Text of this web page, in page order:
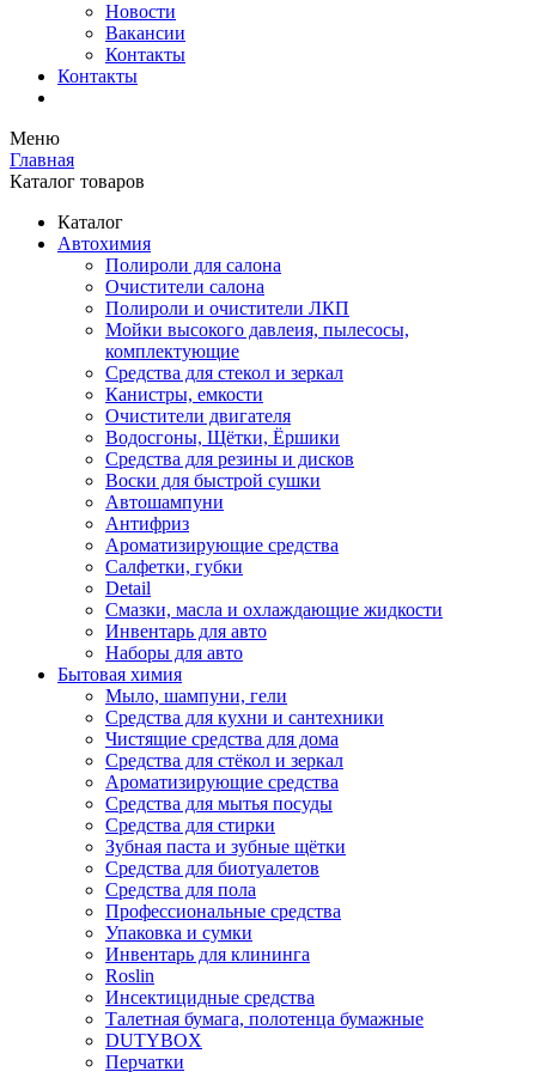
Новости
Вакансии
Контакты
Контакты
Меню
Главная
Каталог товаров
Каталог
Автохимия
Полироли для салона
Очистители салона
Полироли и очистители ЛКП
Мойки высокого давлеия, пылесосы,
комплектующие
Средства для стекол и зеркал
Канистры, емкости
Очистители двигателя
Водосгоны, Щётки, Ёршики
Средства для резины и дисков
Воски для быстрой сушки
Автошампуни
Антифриз
Ароматизирующие средства
Салфетки, губки
Detail
Смазки, масла и охлаждающие жидкости
Инвентарь для авто
Наборы для авто
Бытовая химия
Мыло, шампуни, гели
Средства для кухни и сантехники
Чистящие средства для дома
Средства для стёкол и зеркал
Ароматизирующие средства
Средства для мытья посуды
Средства для стирки
Зубная паста и зубные щётки
Средства для биотуалетов
Средства для пола
Профессиональные средства
Упаковка и сумки
Инвентарь для клининга
Roslin
Инсектицидные средства
Талетная бумага, полотенца бумажные
DUTYBOX
Перчатки